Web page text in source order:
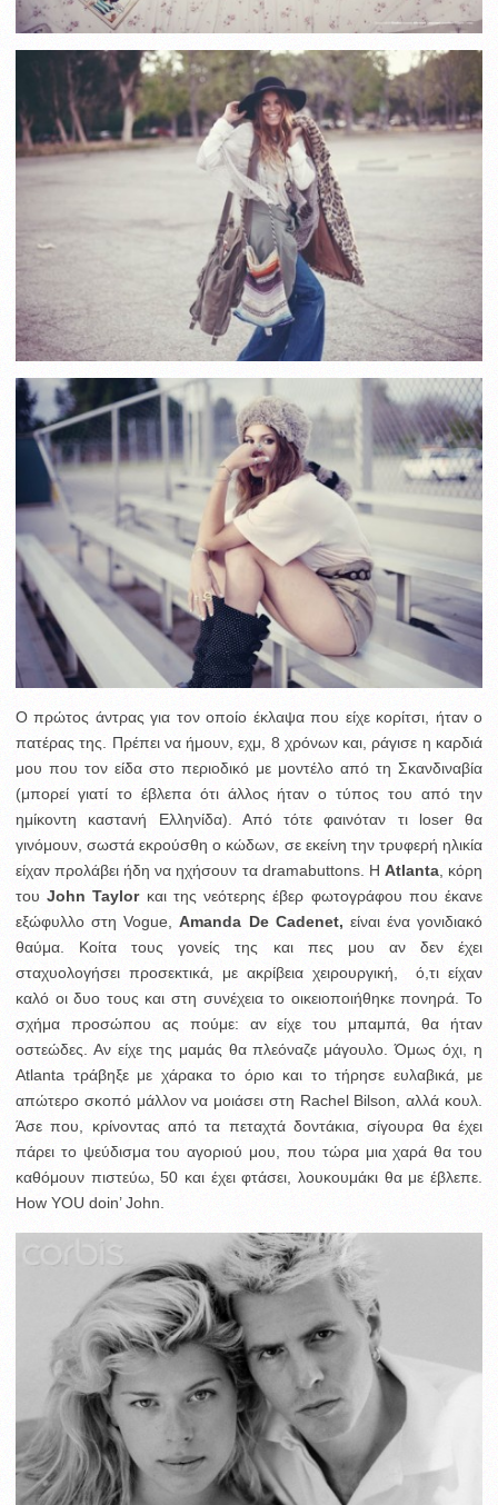
Ο πρώτος άντρας για τον οποίο έκλαψα που είχε κορίτσι, ήταν ο
πατέρας της. Πρέπει να ήμουν, εχμ, 8 χρόνων και, ράγισε η καρδιά
μου που τον είδα στο περιοδικό με μοντέλο από τη Σκανδιναβία
(μπορεί γιατί το έβλεπα ότι άλλος ήταν ο τύπος του από την
ημίκοντη καστανή Ελληνίδα). Από τότε φαινόταν τι loser θα
γινόμουν, σωστά εκρούσθη ο κώδων, σε εκείνη την τρυφερή ηλικία
είχαν προλάβει ήδη να ηχήσουν τα dramabuttons. H Atlanta, κόρη
τουJohn Taylorκαι της νεότερης έβερ φωτογράφου που έκανε
εξώφυλλο στη Vogue,Amanda De Cadenet, είναι ένα γονιδιακό
θαύμα. Κοίτα τους γονείς της και πες μου αν δεν έχει
σταχυολογήσει προσεκτικά, με ακρίβεια χειρουργική, ό,τι είχαν
καλό οι δυο τους και στη συνέχεια το οικειοποιήθηκε πονηρά. Το
σχήμα προσώπου ας πούμε: αν είχε του μπαμπά, θα ήταν
οστεώδες. Αν είχε της μαμάς θα πλεόναζε μάγουλο. Όμως όχι, η
Atlanta τράβηξε με χάρακα το όριο και το τήρησε ευλαβικά, με
απώτερο σκοπό μάλλον να μοιάσει στη Rachel Bilson, αλλά κουλ.
Άσε που, κρίνοντας από τα πεταχτά δοντάκια, σίγουρα θα έχει
πάρει το ψεύδισμα του αγοριού μου, που τώρα μια χαρά θα του
καθόμουν πιστεύω, 50 και έχει φτάσει, λουκουμάκι θα με έβλεπε.
How YOU doin’ John.